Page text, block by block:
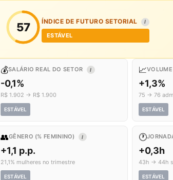
57 ÍNDICE DE FUTURO SETORIAL I
ESTÁVEL
💰SALÁRIO REAL DO SETOR I
-0,1%
R$ 1.902 → R$ 1.900
ESTÁVEL
📈
+1,3%
75 → 76
ESTÁVEL
👥GÊNERO (% FEMININO) I
+1,1 p.p.
21,1% mulheres no trimestre
ESTÁVEL
🕐
+0,3h
43h → 44h
ESTÁVEL